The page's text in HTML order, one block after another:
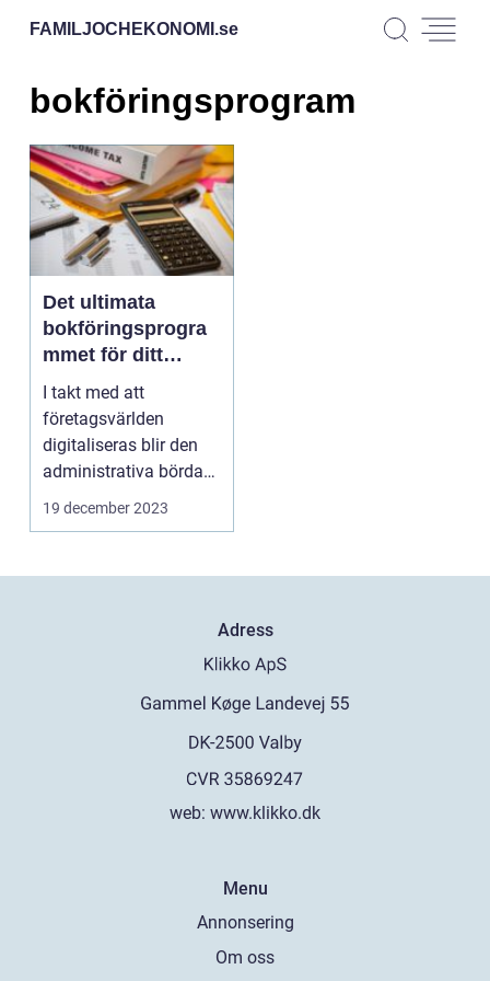
FAMILJOCHEKONOMI.se
bokföringsprogram
Det ultimata
bokföringsprogra
mmet för ditt
företag
I takt med att
företagsvärlden
digitaliseras blir den
administrativa bördan
allt mer ...
19 december 2023
Adress
web: www.klikko.dk
Menu
Annonsering
Om oss